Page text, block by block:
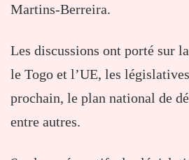
Martins-Berreira.
Les discussions ont porté sur
le Togo et l’UE, les
prochain, le plan national de
entre autres.